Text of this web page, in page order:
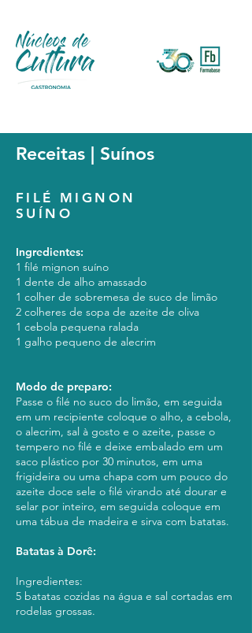
Receitas | Suínos
FILÉ MIGNON
SUÍNO
Ingredientes:
1 filé mignon suíno
1 dente de alho amassado
1 colher de sobremesa de suco de limão
2 colheres de sopa de azeite de oliva
1 cebola pequena ralada
1 galho pequeno de alecrim
Modo de preparo:
Passe o filé no suco do limão, em seguida
em um recipiente coloque o alho, a cebola,
o alecrim, sal à gosto e o azeite, passe o
tempero no filé e deixe embalado em um
saco plástico por 30 minutos, em uma
frigideira ou uma chapa com um pouco do
azeite doce sele o filé virando até dourar e
selar por inteiro, em seguida coloque em
uma tábua de madeira e sirva com batatas.
Batatas à Dorê:
Ingredientes:
5 batatas cozidas na água e sal cortadas em
rodelas grossas.